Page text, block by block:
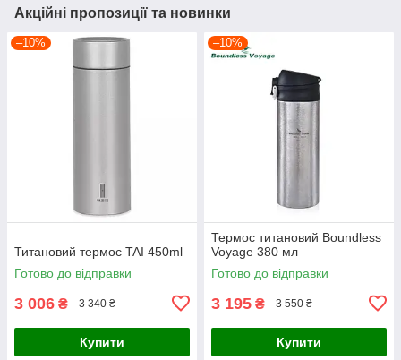
Акційні пропозиції та новинки
–10%
Титановий термос TAI 450ml
Готово до відправки
3 006 ₴ 3 340 ₴
Купити
–10%
Термос титановий Boundless
Voyage 380 мл
Готово до відправки
3 195 ₴ 3 550 ₴
Купити